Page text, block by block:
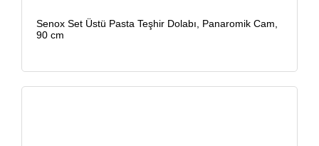
Senox Set Üstü Pasta Teşhir Dolabı, Panaromik Cam,
90 cm